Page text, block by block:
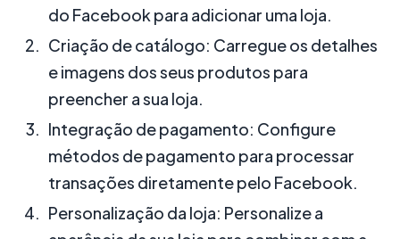
do Facebook para adicionar uma loja.
Criação de catálogo: Carregue os detalhes
e imagens dos seus produtos para
preencher a sua loja.
Integração de pagamento: Configure
métodos de pagamento para processar
transações diretamente pelo Facebook.
Personalização da loja: Personalize a